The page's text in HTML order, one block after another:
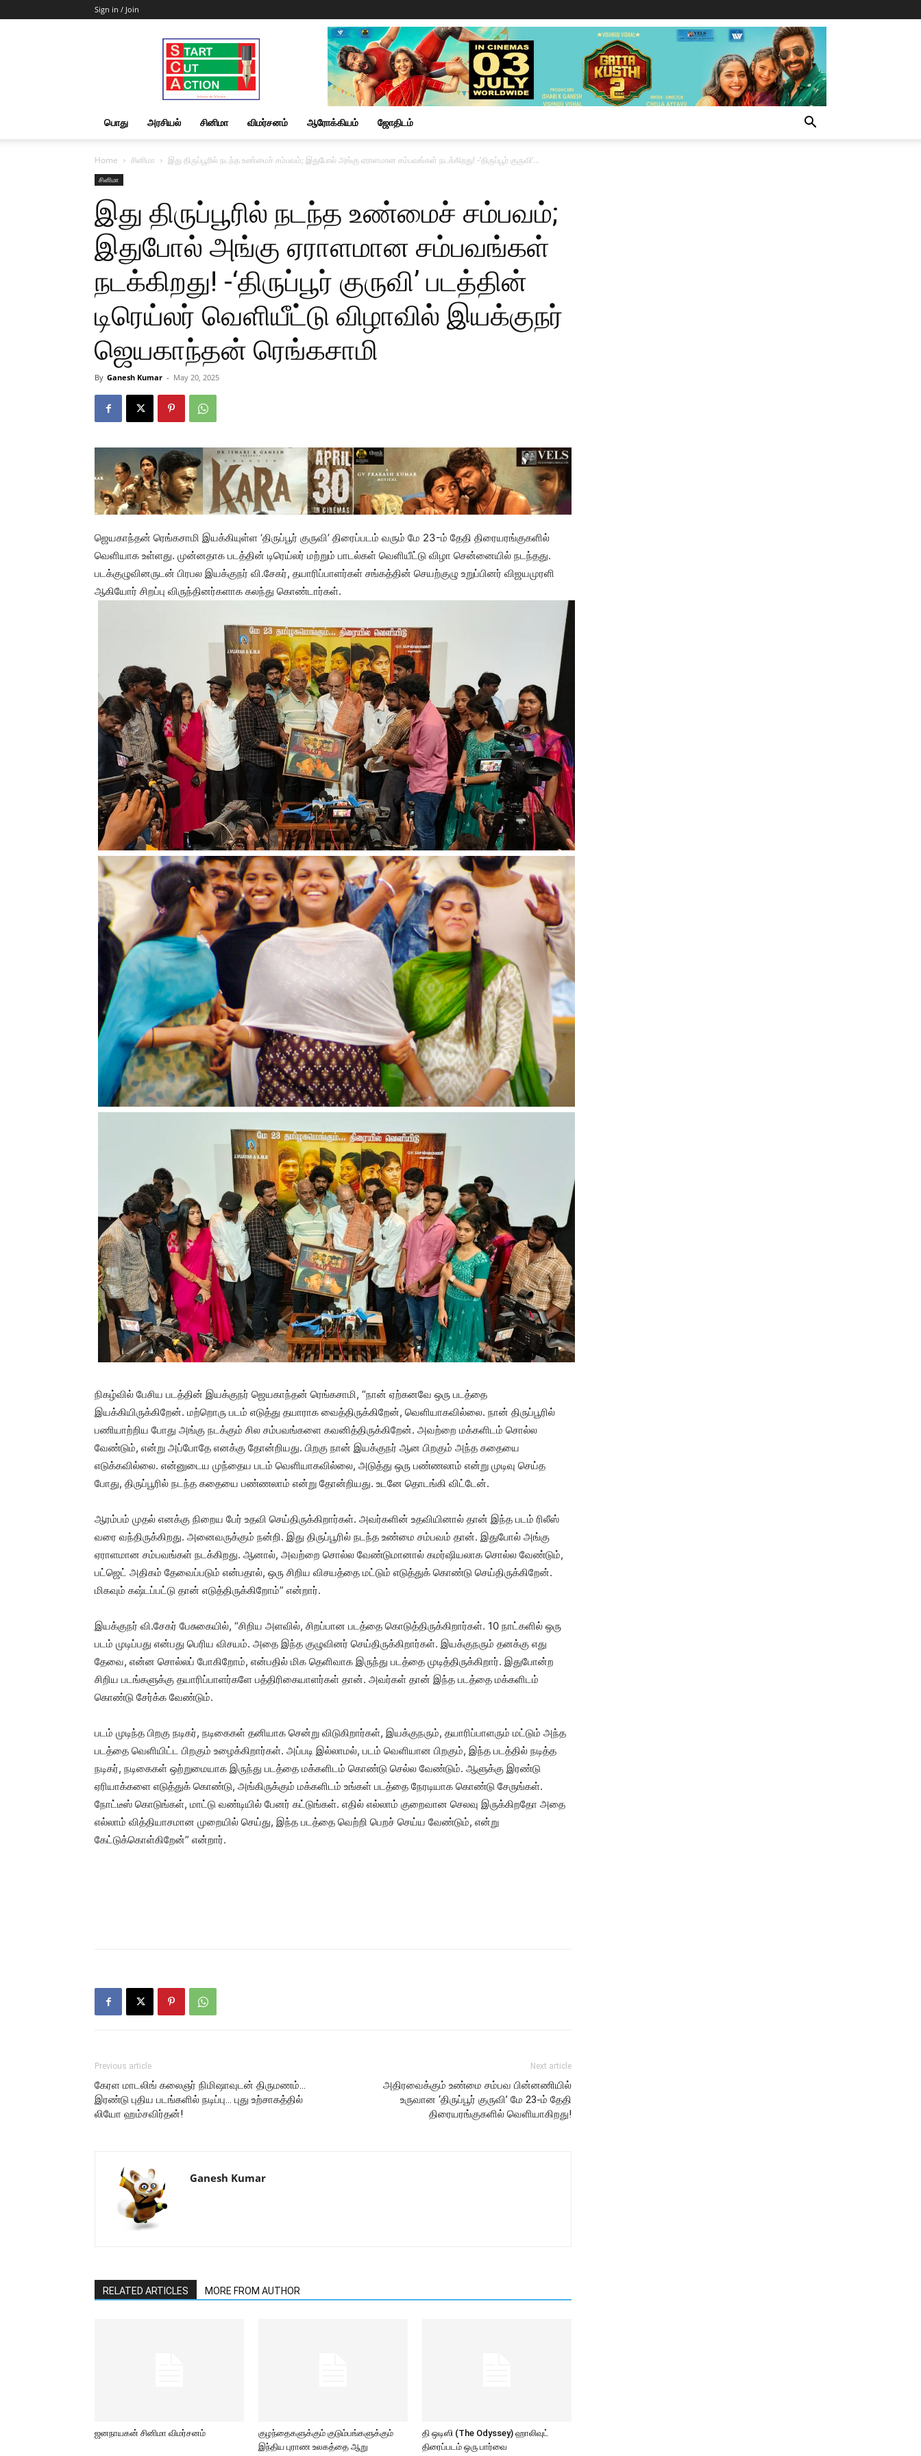
Sign in / Join
Start
Cut
Action
|
News
&
பொது அரசியல் சினிமா விமர்சனம் ஆரோக்கியம் ஜோதிடம்
Home சினிமா இது திருப்பூரில் நடந்த உண்மைச் சம்பவம்; இதுபோல் அங்கு ஏராளமான சம்பவங்கள் நடக்கிறது! -‘திருப்பூர் குருவி’...
சினிமா
இது திருப்பூரில் நடந்த உண்மைச் சம்பவம்;
இதுபோல் அங்கு ஏராளமான சம்பவங்கள்
நடக்கிறது! -‘திருப்பூர் குருவி’ படத்தின்
டிரெய்லர் வெளியீட்டு விழாவில் இயக்குநர்
ஜெயகாந்தன் ரெங்கசாமி
By Ganesh Kumar - May 20, 2025
ஜெயகாந்தன் ரெங்கசாமி இயக்கியுள்ள ‘திருப்பூர் குருவி’ திரைப்படம் வரும் மே 23-ம் தேதி திரையரங்குகளில்
வெளியாக உள்ளது. முன்னதாக படத்தின் டிரெய்லர் மற்றும் பாடல்கள் வெளியீட்டு விழா சென்னையில் நடந்தது.
படக்குழுவினருடன் பிரபல இயக்குநர் வி.சேகர், தயாரிப்பாளர்கள் சங்கத்தின் செயற்குழு உறுப்பினர் விஜயமுரளி
ஆகியோர் சிறப்பு விருந்தினர்களாக கலந்து கொண்டார்கள்.
நிகழ்வில் பேசிய படத்தின் இயக்குநர் ஜெயகாந்தன் ரெங்கசாமி, “நான் ஏற்கனவே ஒரு படத்தை
இயக்கியிருக்கிறேன். மற்றொரு படம் எடுத்து தயாராக வைத்திருக்கிறேன், வெளியாகவில்லை. நான் திருப்பூரில்
பணியாற்றிய போது அங்கு நடக்கும் சில சம்பவங்களை கவனித்திருக்கிறேன். அவற்றை மக்களிடம் சொல்ல
வேண்டும், என்று அப்போதே எனக்கு தோன்றியது. பிறகு நான் இயக்குநர் ஆன பிறகும் அந்த கதையை
எடுக்கவில்லை. என்னுடைய முந்தைய படம் வெளியாகவில்லை, அடுத்து ஒரு பண்ணலாம் என்று முடிவு செய்த
போது, திருப்பூரில் நடந்த கதையை பண்ணலாம் என்று தோன்றியது. உடனே தொடங்கி விட்டேன்.
ஆரம்பம் முதல் எனக்கு நிறைய பேர் உதவி செய்திருக்கிறார்கள். அவர்களின் உதவியினால் தான் இந்த படம் ரிலீஸ்
வரை வந்திருக்கிறது. அனைவருக்கும் நன்றி. இது திருப்பூரில் நடந்த உண்மை சம்பவம் தான். இதுபோல் அங்கு
ஏராளமான சம்பவங்கள் நடக்கிறது. ஆனால், அவற்றை சொல்ல வேண்டுமானால் கமர்ஷியலாக சொல்ல வேண்டும்,
பட்ஜெட் அதிகம் தேவைப்படும் என்பதால், ஒரு சிறிய விசயத்தை மட்டும் எடுத்துக் கொண்டு செய்திருக்கிறேன்.
மிகவும் கஷ்டப்பட்டு தான் எடுத்திருக்கிறோம்” என்றார்.
இயக்குநர் வி.சேகர் பேசுகையில், “சிறிய அளவில், சிறப்பான படத்தை கொடுத்திருக்கிறார்கள். 10 நாட்களில் ஒரு
படம் முடிப்பது என்பது பெரிய விசயம். அதை இந்த குழுவினர் செய்திருக்கிறார்கள். இயக்குநரும் தனக்கு எது
தேவை, என்ன சொல்லப் போகிறோம், என்பதில் மிக தெளிவாக இருந்து படத்தை முடித்திருக்கிறார். இதுபோன்ற
சிறிய படங்களுக்கு தயாரிப்பாளர்களே பத்திரிகையாளர்கள் தான். அவர்கள் தான் இந்த படத்தை மக்களிடம்
கொண்டு சேர்க்க வேண்டும்.
படம் முடிந்த பிறகு நடிகர், நடிகைகள் தனியாக சென்று விடுகிறார்கள், இயக்குநரும், தயாரிப்பாளரும் மட்டும் அந்த
படத்தை வெளியிட்ட பிறகும் உழைக்கிறார்கள். அப்படி இல்லாமல், படம் வெளியான பிறகும், இந்த படத்தில் நடித்த
நடிகர், நடிகைகள் ஒற்றுமையாக இருந்து படத்தை மக்களிடம் கொண்டு செல்ல வேண்டும். ஆளுக்கு இரண்டு
ஏரியாக்களை எடுத்துக் கொண்டு, அங்கிருக்கும் மக்களிடம் உங்கள் படத்தை நேரடியாக கொண்டு சேருங்கள்.
நோட்டீஸ் கொடுங்கள், மாட்டு வண்டியில் பேனர் கட்டுங்கள். எதில் எல்லாம் குறைவான செலவு இருக்கிறதோ அதை
எல்லாம் வித்தியாசமான முறையில் செய்து, இந்த படத்தை வெற்றி பெறச் செய்ய வேண்டும், என்று
கேட்டுக்கொள்கிறேன்” என்றார்.
Previous article
கேரள மாடலிங் கலைஞர் நிமிஷாவுடன் திருமணம்…
இரண்டு புதிய படங்களில் நடிப்பு… புது உற்சாகத்தில்
லியோ ஹம்சவிர்தன்!
Next article
அதிரவைக்கும் உண்மை சம்பவ பின்னணியில்
உருவான ‘திருப்பூர் குருவி’ மே 23-ம் தேதி
திரையரங்குகளில் வெளியாகிறது!
Ganesh Kumar
RELATED ARTICLES MORE FROM AUTHOR
ஜனநாயகன் சினிமா விமர்சனம்
குழந்தைகளுக்கும் குடும்பங்களுக்கும்
இந்திய புராண உலகத்தை ஆறு
தி ஒடிஸி (The Odyssey) ஹாலிவுட்
திரைப்படம் ஒரு பார்வை